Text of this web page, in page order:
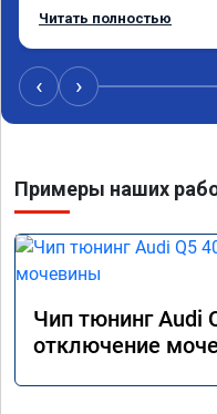
договаривались
поломки
Алексея как грамотного
Читать полностью
‹ ›
Примеры наших
Чип тюнинг Audi
отключение